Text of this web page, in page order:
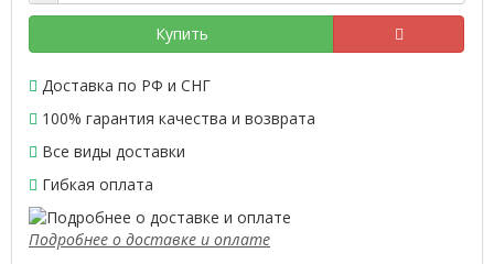
Купить
Доставка по РФ и СНГ
100% гарантия качества и возврата
Все виды доставки
Гибкая оплата
Подробнее о доставке и оплате